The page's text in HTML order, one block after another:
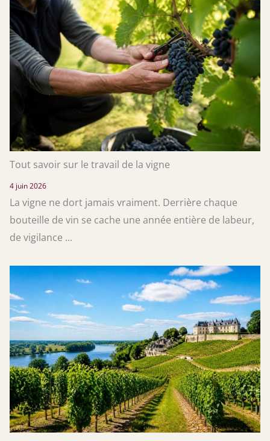
Tout savoir sur le travail de la vigne
4 juin 2026
La vigne ne dort jamais vraiment. Derrière chaque
bouteille de vin se cache une année entière de labeur,
de vigilance ...